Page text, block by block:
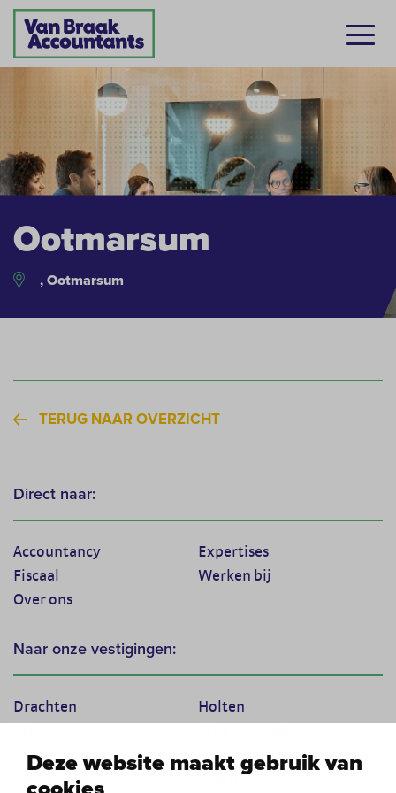
Deze website maakt gebruik van
Ootmarsum
, Ootmarsum
TERUG NAAR OVERZICHT
Direct naar:
Accountancy
Expertises
Fiscaal
Werken bij
Over ons
Naar onze vestigingen:
Drachten
Holten
Texel
Tiel
Veenendaal